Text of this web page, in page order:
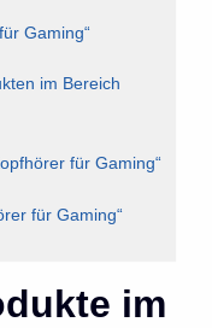
Gaming“
im Bereich
für Gaming“
für Gaming“
im